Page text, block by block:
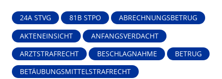
24A STVG 81B STPO ABRECHNUNGSBETRUG
AKTENEINSICHT ANFANGSVERDACHT
ARZTSTRAFRECHT BESCHLAGNAHME BETRUG
BETÄUBUNGSMITTELSTRAFRECHT